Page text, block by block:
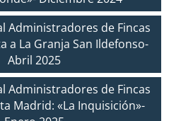
Administradores de Fincas
a La Granja San Ildefonso-
Abril 2025
Administradores de Fincas
Madrid: «La Inquisición»-